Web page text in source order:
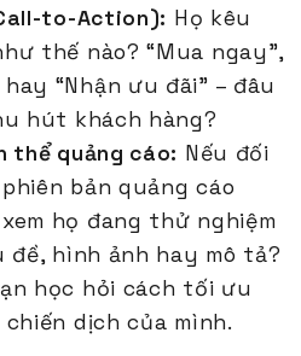
to-Action): Họ kêu
thế nào? “Mua ngay”,
“Nhận ưu đãi” – đâu
hút khách hàng?
thể quảng cáo: Nếu đối
bản quảng cáo
họ đang thử nghiệm
hình ảnh hay mô tả?
học hỏi cách tối ưu
dịch của mình.